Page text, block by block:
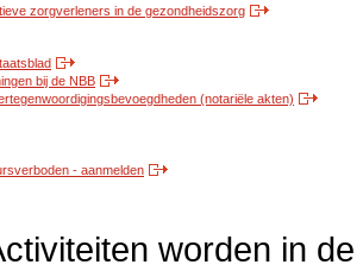
zorgverleners in de gezondheidszorg
bij de NBB
(notariële akten)
- aanmelden
worden in